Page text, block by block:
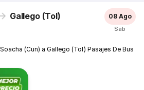
Gallego (Tol) 08 Ago
Sáb
Soacha (Cun) a Gallego (Tol) Pasajes De Bus